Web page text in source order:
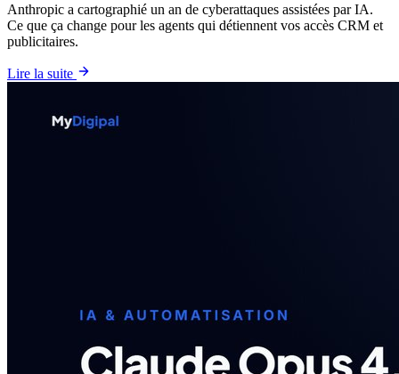
Anthropic a cartographié un an de cyberattaques assistées par IA.
Ce que ça change pour les agents qui détiennent vos accès CRM et
publicitaires.
Lire la suite